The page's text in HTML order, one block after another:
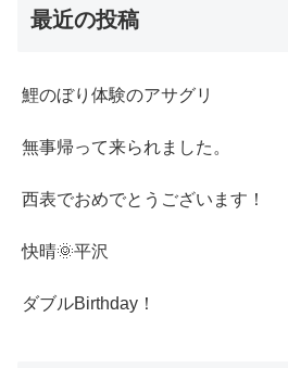
最近の投稿
鯉のぼり体験のアサグリ
無事帰って来られました。
西表でおめでとうございます！
快晴🌞平沢
ダブルBirthday！